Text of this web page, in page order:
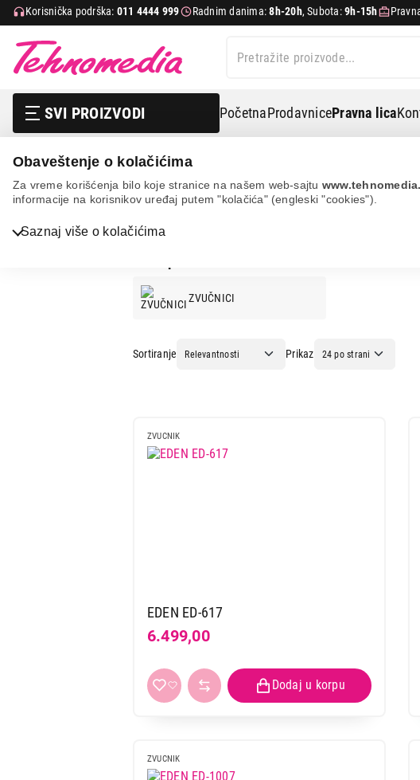
Obaveštenje o kolačićima
Za vreme korišćenja bilo koje stranice na našem web-sajtu
informacije na korisnikov uređaj putem "kolačića" (engleski "cookies").
Saznaj više o kolačićima
Korisnička podrška: 011 4444 999 Radnim danima:8h-20h, Subota:9h-15h
SVI PROIZVODI PočetnaProdavnicePravna lica
EDEN
EDEN
ZVUČNICI
Sortiranje Prikaz
ZVUCNIK
EDEN ED-617
6.499,00
ZVUCNIK